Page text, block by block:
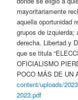
mayoritariamente
aquella oportunidad
grupos de izquierda;
derecha. Libertad y
que se titula
OFICIALISMO
POCO MÁS DE UN
content/uploads/
2023.pdf